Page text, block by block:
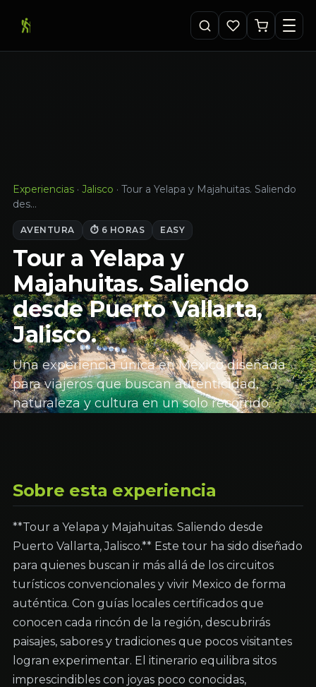
Experiencias · Jalisco · Tour a Yelapa y Majahuitas. Saliendo
des…
AVENTURA ⏱ 6 HORAS EASY
Tour a Yelapa y
Majahuitas. Saliendo
desde Puerto Vallarta,
Jalisco.
Una experiencia única en México diseñada
para viajeros que buscan autenticidad,
naturaleza y cultura en un solo recorrido.
Sobre esta experiencia
**Tour a Yelapa y Majahuitas. Saliendo desde
Puerto Vallarta, Jalisco.** Este tour ha sido diseñado
para quienes buscan ir más allá de los circuitos
turísticos convencionales y vivir Mexico de forma
auténtica. Con guías locales certificados que
conocen cada rincón de la región, descubrirás
paisajes, sabores y tradiciones que pocos visitantes
logran experimentar. El itinerario equilibra sitos
imprescindibles con joyas poco conocidas,